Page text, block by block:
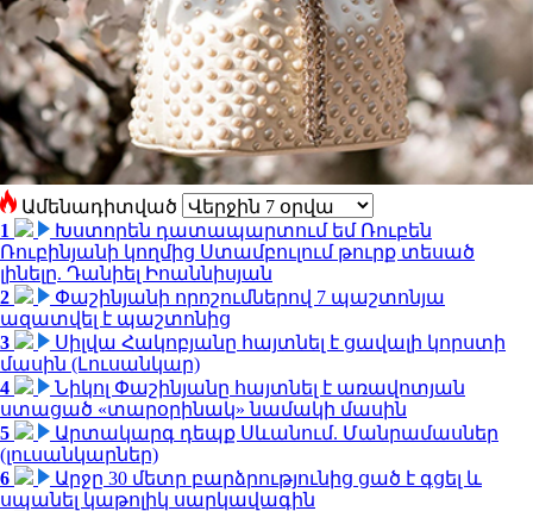
Ամենադիտված
1
Խստորեն դատապարտում եմ Ռուբեն
Ռուբինյանի կողմից Ստամբուլում թուրք տեսած
լինելը. Դանիել Իոաննիսյան
2
Փաշինյանի որոշումներով 7 պաշտոնյա
ազատվել է պաշտոնից
3
Սիլվա Հակոբյանը հայտնել է ցավալի կորստի
մասին (Լուսանկար)
4
Նիկոլ Փաշինյանը հայտնել է առավոտյան
ստացած «տարօրինակ» նամակի մասին
5
Արտակարգ դեպք Սևանում. Մանրամասներ
(լուսանկարներ)
6
Արջը 30 մետր բարձրությունից ցած է գցել և
սպանել կաթոլիկ սարկավագին